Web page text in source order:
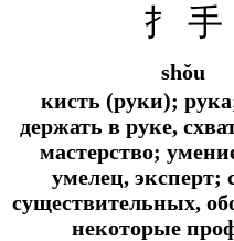
扌 手
shǒu
кисть (руки);
держать в руке,
мастерство;
умелец, эксперт;
существительных,
некоторые